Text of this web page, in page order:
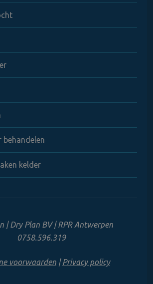
behandelen
kelder
| Dry Plan BV | RPR Antwerpen
0758.596.319
voorwaarden |Privacy policy